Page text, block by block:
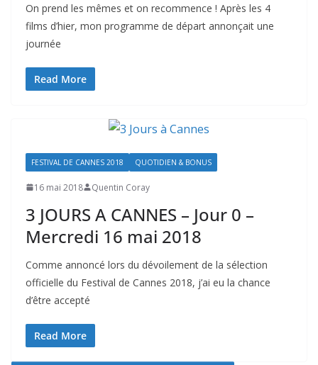
On prend les mêmes et on recommence ! Après les 4
films d’hier, mon programme de départ annonçait une
journée
Read More
FESTIVAL DE CANNES 2018 QUOTIDIEN & BONUS
16 mai 2018 Quentin Coray
3 JOURS A CANNES – Jour 0 –
Mercredi 16 mai 2018
Comme annoncé lors du dévoilement de la sélection
officielle du Festival de Cannes 2018, j’ai eu la chance
d’être accepté
Read More